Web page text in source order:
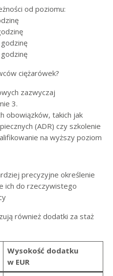
od poziomu:
ciężarówek?
zazwyczaj
3.
obowiązków, takich jak
(ADR) czy szkolenie
na wyższy poziom
precyzyjne określenie
ich do rzeczywistego
również dodatki za staż
Wysokość dodatku
w EUR